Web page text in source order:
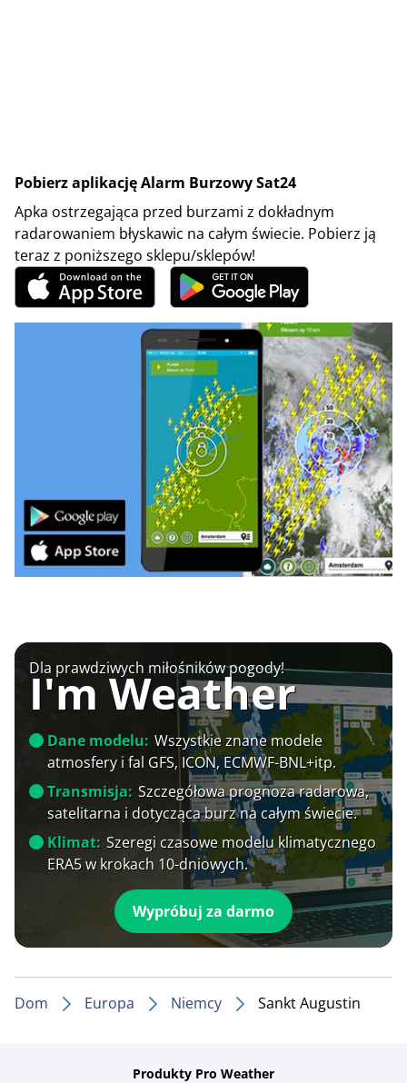
Pobierz aplikację Alarm Burzowy Sat24
Apka ostrzegająca przed burzami z dokładnym
radarowaniem błyskawic na całym świecie. Pobierz ją
teraz z poniższego sklepu/sklepów!
Dla prawdziwych miłośników pogody!
I'm Weather
Dane modelu: Wszystkie znane modele
atmosfery i fal GFS, ICON, ECMWF-BNL+itp.
Transmisja: Szczegółowa prognoza radarowa,
satelitarna i dotycząca burz na całym świecie.
Klimat: Szeregi czasowe modelu klimatycznego
ERA5 w krokach 10-dniowych.
Wypróbuj za darmo
Dom Europa Niemcy Sankt Augustin
Produkty Pro Weather